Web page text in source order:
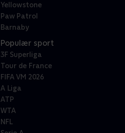
Yellowstone
Paw Patrol
Barnaby
Populær sport
3F Superliga
Tour de France
FIFA VM 2026
A Liga
ATP
WTA
NFL